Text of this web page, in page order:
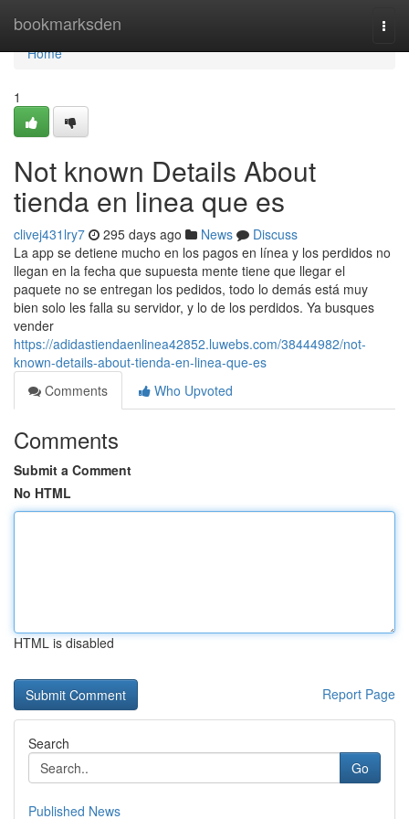
bookmarksden
Home
Home
1
Not known Details About
tienda en linea que es
clivej431lry7 295 days ago News
Discuss
La app se detiene mucho en los pagos en línea y los perdidos no
llegan en la fecha que supuesta mente tiene que llegar el
paquete no se entregan los pedidos, todo lo demás está muy
bien solo les falla su servidor, y lo de los perdidos. Ya busques
vender
https://adidastiendaenlinea42852.luwebs.com/38444982/not-
known-details-about-tienda-en-linea-que-es
Comments
Who Upvoted
Comments
Submit a Comment
No HTML
HTML is disabled
Report Page
Search
Go
Published News